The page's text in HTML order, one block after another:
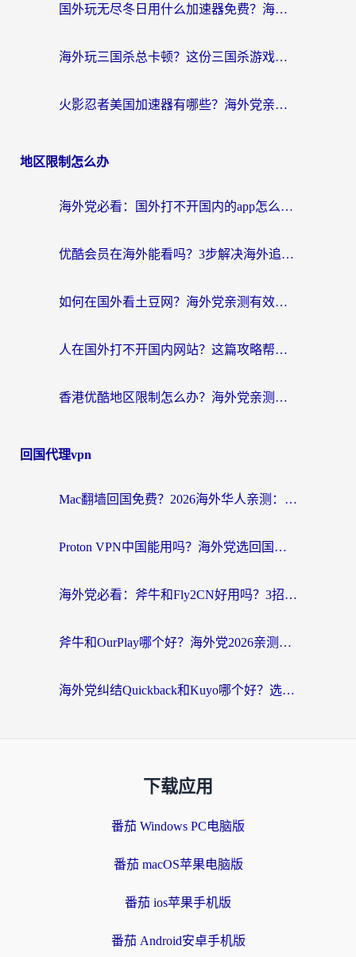
国外玩无尽冬日用什么加速器免费？海外党国服游戏加速避坑指南
海外玩三国杀总卡顿？这份三国杀游戏加速器指南帮你告别延迟烦恼
火影忍者美国加速器有哪些？海外党亲测的国服游戏加速全攻略（含菲律宾玩三国之刃守望黎明技巧）
地区限制怎么办
海外党必看：国外打不开国内的app怎么办？3步解决你的乡愁
优酷会员在海外能看吗？3步解决海外追剧难题，附实测好用加速器推荐
如何在国外看土豆网？海外党亲测有效的追剧加速器选择指南
人在国外打不开国内网站？这篇攻略帮你无缝解锁国内资源（附交管12123使用技巧）
香港优酷地区限制怎么办？海外党亲测有效的追剧解决方案
回国代理vpn
Mac翻墙回国免费？2026海外华人亲测：从CCTV5直播到国内APP，这样选加速器才靠谱
Proton VPN中国能用吗？海外党选回国加速器的避坑指南（附番茄加速器实测）
海外党必看：斧牛和Fly2CN好用吗？3招教你选对回国加速器（附免费试用攻略）
斧牛和OurPlay哪个好？海外党2026亲测：选对加速器，国内资源秒加载
海外党纠结Quickback和Kuyo哪个好？选对回国加速器才能无缝刷国内资源
下载应用
番茄 Windows PC电脑版
番茄 macOS苹果电脑版
番茄 ios苹果手机版
番茄 Android安卓手机版